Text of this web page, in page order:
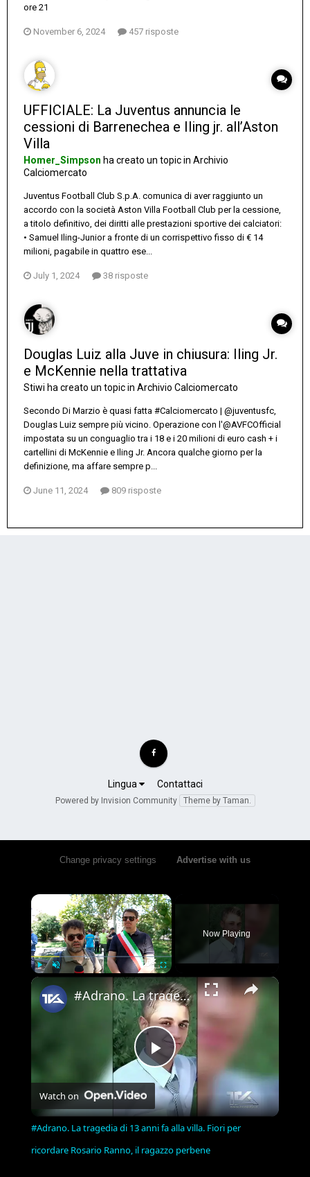
ore 21
November 6, 2024 457 risposte
UFFICIALE: La Juventus annuncia le
cessioni di Barrenechea e Iling jr. all’Aston
Villa
Homer_Simpson ha creato un topic in Archivio
Calciomercato
Juventus Football Club S.p.A. comunica di aver raggiunto un
accordo con la società Aston Villa Football Club per la cessione,
a titolo definitivo, dei diritti alle prestazioni sportive dei calciatori:
• Samuel Iling-Junior a fronte di un corrispettivo fisso di € 14
milioni, pagabile in quattro ese...
July 1, 2024 38 risposte
Douglas Luiz alla Juve in chiusura: Iling Jr.
e McKennie nella trattativa
Stiwi ha creato un topic in Archivio Calciomercato
Secondo Di Marzio è quasi fatta #Calciomercato | @juventusfc,
Douglas Luiz sempre più vicino. Operazione con l'@AVFCOfficial
impostata su un conguaglio tra i 18 e i 20 milioni di euro cash + i
cartellini di McKennie e Iling Jr. Ancora qualche giorno per la
definizione, ma affare sempre p...
June 11, 2024 809 risposte
Lingua Contattaci
Powered by Invision Community Theme by Taman.
Change privacy settings Advertise with us
×
Fullscreen
Now Playing
×
Play
Video
#Adrano. La tragedia di 13 anni fa alla villa. Fiori per ricordare Rosario Ranno, il ragazzo perbene
Watch on
#Adrano. La tragedia di 13 anni fa alla villa. Fiori per
ricordare Rosario Ranno, il ragazzo perbene